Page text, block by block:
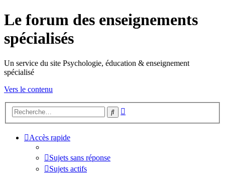
Le forum des enseignements
spécialisés
Un service du site Psychologie, éducation & enseignement
spécialisé
Vers le contenu
Rechercher
Accès rapide
Sujets sans réponse
Sujets actifs